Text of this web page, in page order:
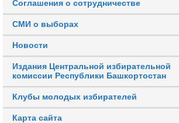
Соглашения о сотрудничестве
СМИ о выборах
Новости
Издания Центральной избирательной
комиссии Республики Башкортостан
Клубы молодых избирателей
Карта сайта